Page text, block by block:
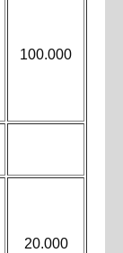
100.000
20.000